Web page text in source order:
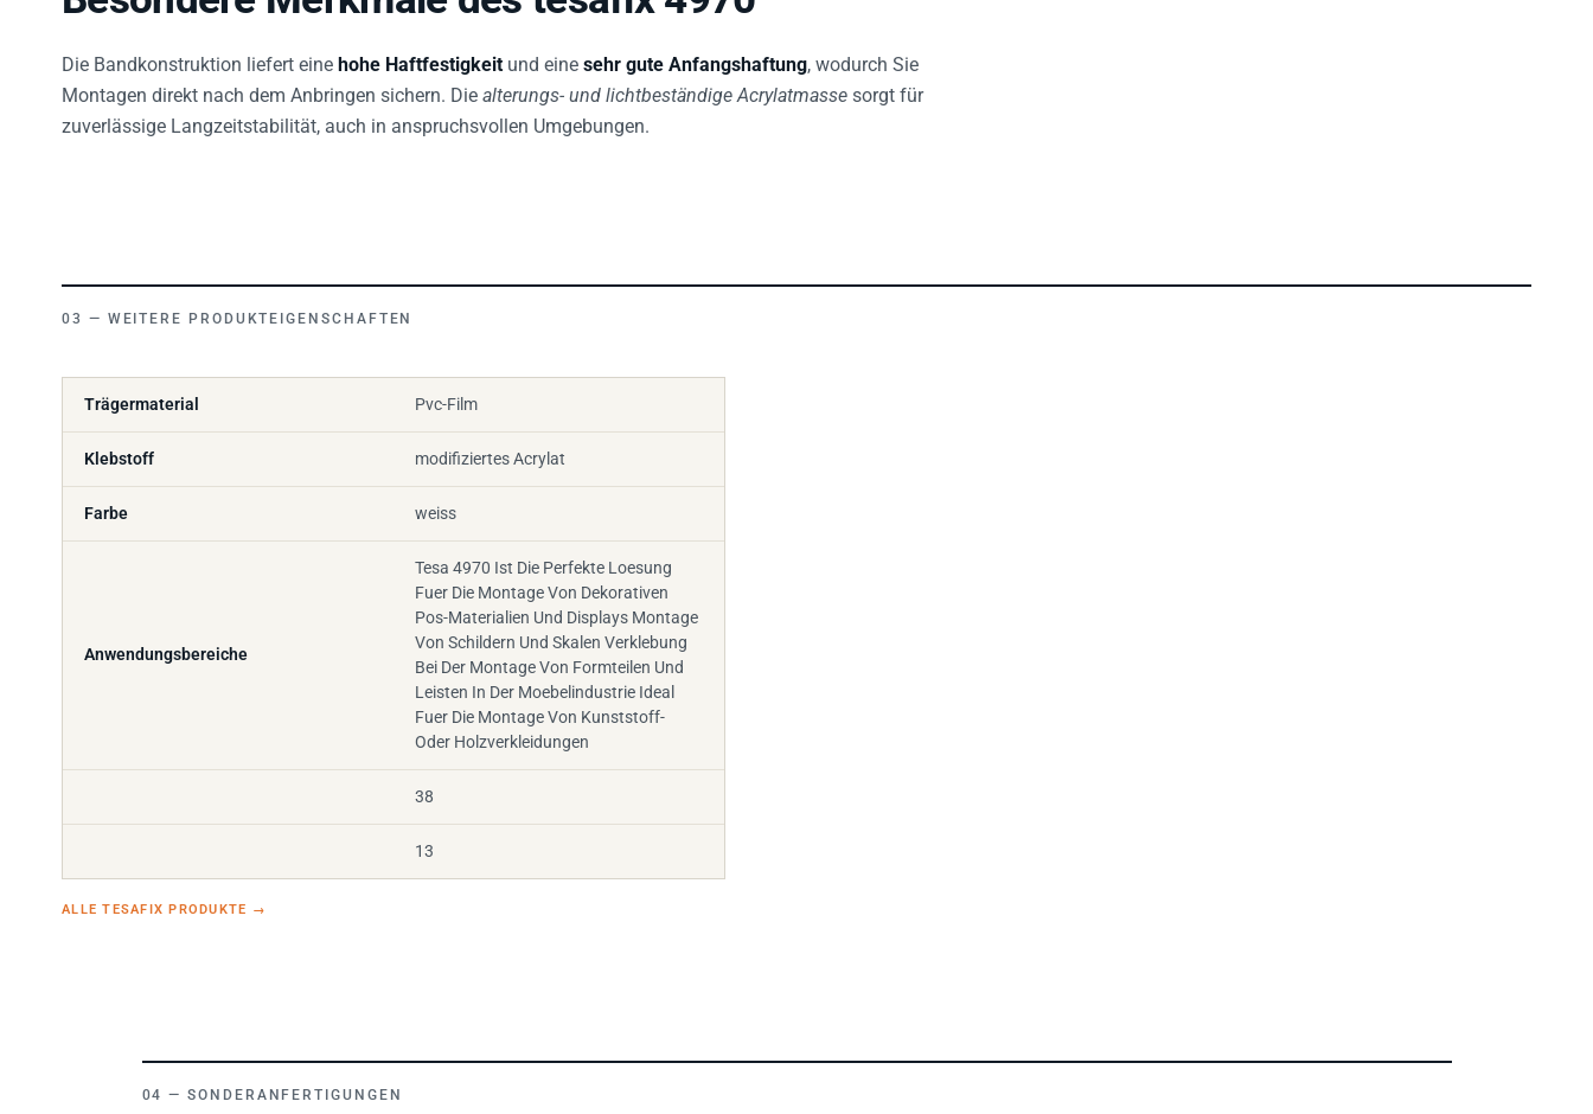
Die Bandkonstruktion liefert eine hohe Haftfestigkeit und eine sehr gute Anfangshaftung , wodurch Sie
Montagen direkt nach dem Anbringen sichern. Die alterungs- und lichtbeständige Acrylatmasse sorgt für
zuverlässige Langzeitstabilität, auch in anspruchsvollen Umgebungen.
WEITERE PRODUKTEIGENSCHAFTEN
Trägermaterial Pvc-Film
Klebstoff modifiziertes Acrylat
Farbe weiss
Anwendungsbereiche
Tesa 4970 Ist Die Perfekte Loesung
Fuer Die Montage Von Dekorativen
Pos-Materialien Und Displays Montage
Von Schildern Und Skalen Verklebung
Bei Der Montage Von Formteilen Und
Leisten In Der Moebelindustrie Ideal
Fuer Die Montage Von Kunststoff-
Oder Holzverkleidungen
38
13
SONDERANFERTIGUNGEN